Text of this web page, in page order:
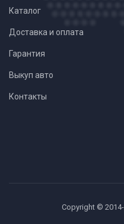
Каталог
Доставка и оплата
Гарантия
Выкуп авто
Контакты
Copyright ©